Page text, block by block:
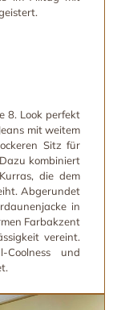
8. Look perfekt
mit weitem
Sitz für
kombiniert
die dem
Abgerundet
in
Farbakzent
vereint.
Coolness und